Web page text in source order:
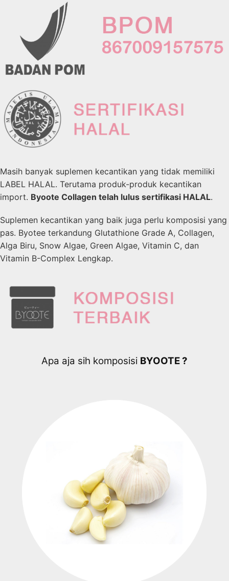
Masih banyak suplemen kecantikan yang tidak memiliki
LABEL HALAL. Terutama produk-produk kecantikan
import. Byoote Collagen telah lulus sertifikasi HALAL.
Suplemen kecantikan yang baik juga perlu komposisi yang
pas. Byotee terkandung Glutathione Grade A, Collagen,
Alga Biru, Snow Algae, Green Algae, Vitamin C, dan
Vitamin B-Complex Lengkap.
Apa aja sih komposisi BYOOTE ?​